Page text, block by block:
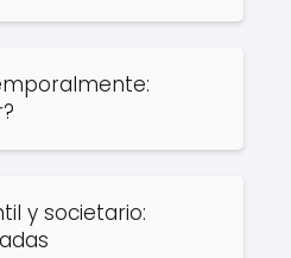
y societario: